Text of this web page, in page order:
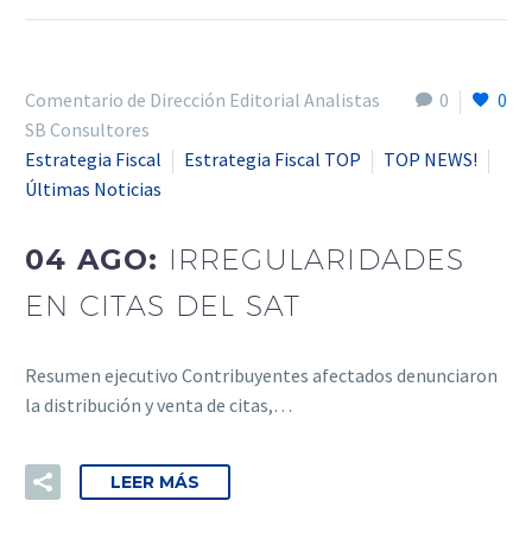
0 0
Comentario de Dirección Editorial Analistas
SB Consultores
Estrategia Fiscal
Estrategia Fiscal TOP
TOP NEWS!
Últimas Noticias
04 AGO: IRREGULARIDADES
EN CITAS DEL SAT
Resumen ejecutivo Contribuyentes afectados denunciaron
la distribución y venta de citas,…
LEER MÁS